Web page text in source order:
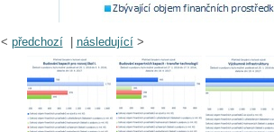
< předchozí| následující>